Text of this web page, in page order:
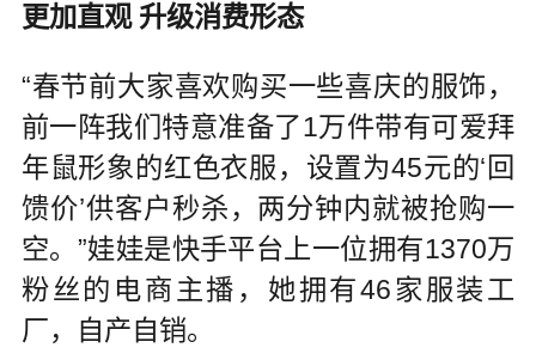
更加直观 升级消费形态
“春节前大家喜欢购买一些喜庆的服饰，
前一阵我们特意准备了1万件带有可爱拜
年鼠形象的红色衣服，设置为45元的‘回
馈价’供客户秒杀，两分钟内就被抢购一
空。”娃娃是快手平台上一位拥有1370万
粉丝的电商主播，她拥有46家服装工
厂，自产自销。